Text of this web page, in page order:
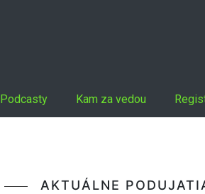
Podcasty Kam za vedou
AKTUÁLNE